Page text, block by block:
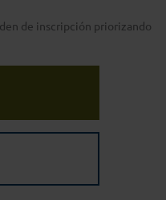
de inscripción priorizando